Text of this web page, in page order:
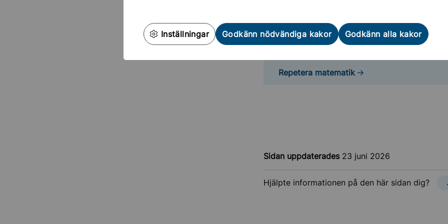
Inställningar Godkänn nödvändiga kakor Godkänn alla kakor
Lärteamets öppettider
Repetera matematik
Sidan uppdaterades 23 juni 2026
Hjälpte informationen på den här sidan dig?